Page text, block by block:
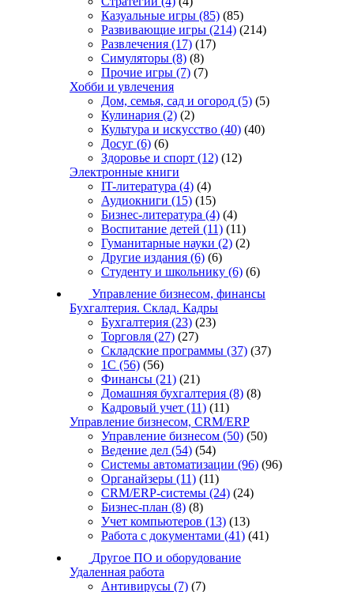
Казуальные игры (85) (85)
Развивающие игры (214) (214)
Развлечения (17) (17)
Симуляторы (8) (8)
Прочие игры (7) (7)
Хобби и увлечения
Дом, семья, сад и огород (5) (5)
Кулинария (2) (2)
Культура и искусство (40) (40)
Досуг (6) (6)
Здоровье и спорт (12) (12)
Электронные книги
IT-литература (4) (4)
Аудиокниги (15) (15)
Бизнес-литература (4) (4)
Воспитание детей (11) (11)
Гуманитарные науки (2) (2)
Другие издания (6) (6)
Студенту и школьнику (6) (6)
Управление бизнесом, финансы
Бухгалтерия. Склад. Кадры
Бухгалтерия (23) (23)
Торговля (27) (27)
Складские программы (37) (37)
1С (56) (56)
Финансы (21) (21)
Домашняя бухгалтерия (8) (8)
Кадровый учет (11) (11)
Управление бизнесом, CRM/ERP
Управление бизнесом (50) (50)
Ведение дел (54) (54)
Системы автоматизации (96) (96)
Органайзеры (11) (11)
CRM/ERP-системы (24) (24)
Бизнес-план (8) (8)
Учет компьютеров (13) (13)
Работа с документами (41) (41)
Другое ПО и оборудование
Удаленная работа
Антивирусы (7) (7)